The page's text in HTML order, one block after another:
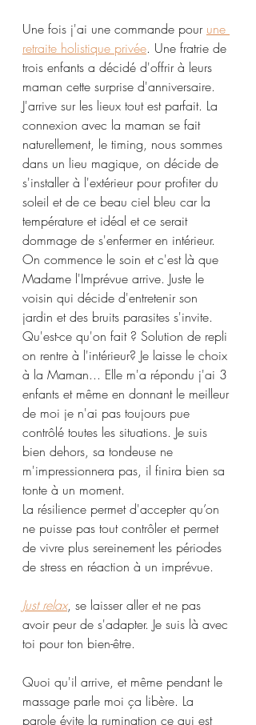
Une fois j'ai une commande pour une
retraite holistique privée. Une fratrie de
trois enfants a décidé d'offrir à leurs
maman cette surprise d'anniversaire.
J'arrive sur les lieux tout est parfait. La
connexion avec la maman se fait
naturellement, le timing, nous sommes
dans un lieu magique, on décide de
s'installer à l'extérieur pour profiter du
soleil et de ce beau ciel bleu car la
température et idéal et ce serait
dommage de s'enfermer en intérieur.
On commence le soin et c'est là que
Madame l'Imprévue arrive. Juste le
voisin qui décide d'entretenir son
jardin et des bruits parasites s'invite.
Qu'est-ce qu'on fait ? Solution de repli
on rentre à l'intérieur? Je laisse le choix
à la Maman... Elle m'a répondu j'ai 3
enfants et même en donnant le meilleur
de moi je n'ai pas toujours pue
contrôlé toutes les situations. Je suis
bien dehors, sa tondeuse ne
m'impressionnera pas, il finira bien sa
tonte à un moment.
La résilience permet d'accepter qu’on
ne puisse pas tout contrôler et permet
de vivre plus sereinement les périodes
de stress en réaction à un imprévue.
Just relax, se laisser aller et ne pas
avoir peur de s'adapter. Je suis là avec
toi pour ton bien-être.
Quoi qu'il arrive, et même pendant le
massage parle moi ça libère. La
parole évite la rumination ce qui est